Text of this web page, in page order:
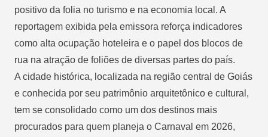
positivo da folia no turismo e na economia local. A
reportagem exibida pela emissora reforça indicadores
como alta ocupação hoteleira e o papel dos blocos de
rua na atração de foliões de diversas partes do país.
A cidade histórica, localizada na região central de Goiás
e conhecida por seu patrimônio arquitetônico e cultural,
tem se consolidado como um dos destinos mais
procurados para quem planeja o Carnaval em 2026,